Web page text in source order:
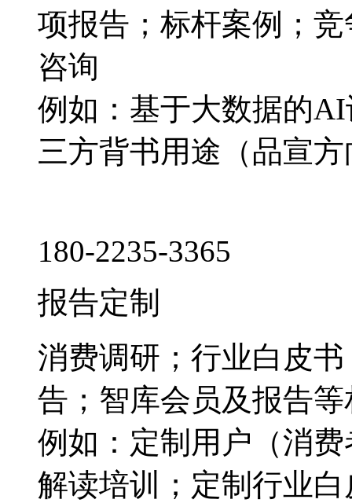
项报告；标杆案例；
咨询
例如：基于大数据的
三方背书用途（品宣
180-2235-3365
报告定制
消费调研；行业白皮
告；智库会员及报告
例如：定制用户（消
解读培训；定制行业